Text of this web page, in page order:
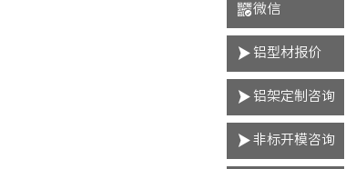
微信
 铝型材报价
 铝架定制咨询
 非标开模咨询